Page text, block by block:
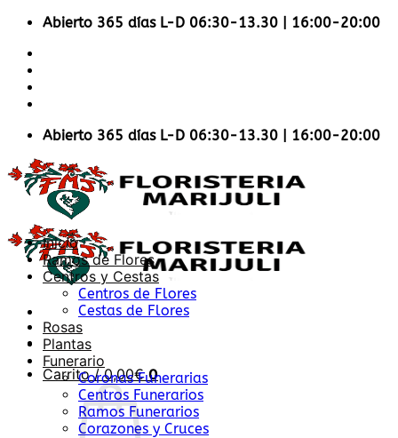
Saltar
contenido
Abierto 365 días L-D 06:30-13.30 | 16:00-20:00
Abierto 365 días L-D 06:30-13.30 | 16:00-20:00
Carrito /0,00€ 0
Inicio
Ramos de Flores
Centros y Cestas
Centros de Flores
Cestas de Flores
Rosas
Plantas
Funerario
Coronas Funerarias
Centros Funerarios
Ramos Funerarios
Corazones y Cruces